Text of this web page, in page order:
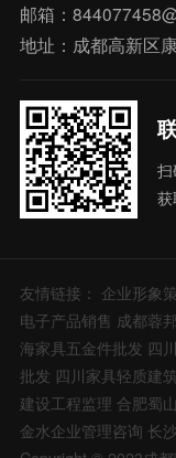
邮箱：
地址：成都高新区
扫
友情链接： 企业形象
电子产品销售 成都蓉
海家具五金件批发 四
批发 四川家具轻质建
建设工程监理 合肥蜀
金水企业管理咨询 长